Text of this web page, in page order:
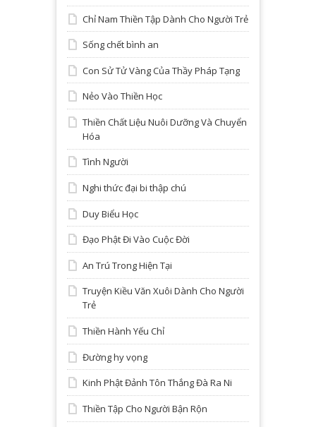
Chỉ Nam Thiền Tập Dành Cho Người Trẻ
Sống chết bình an
Con Sử Tử Vàng Của Thầy Pháp Tạng
Nẻo Vào Thiền Học
Thiền Chất Liệu Nuôi Dưỡng Và Chuyển
Hóa
Tình Người
Nghi thức đại bi thập chú
Duy Biểu Học
Đạo Phật Đi Vào Cuộc Đời
An Trú Trong Hiện Tại
Truyện Kiều Văn Xuôi Dành Cho Người
Trẻ
Thiền Hành Yếu Chỉ
Đường hy vọng
Kinh Phật Đảnh Tôn Thắng Đà Ra Ni
Thiền Tập Cho Người Bận Rộn